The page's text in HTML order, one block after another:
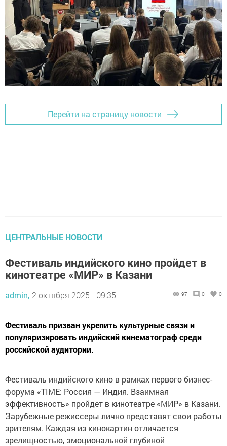
Перейти на страницу новости
ЦЕНТРАЛЬНЫЕ НОВОСТИ
Фестиваль индийского кино пройдет в
кинотеатре «МИР» в Казани
admin, 2 октября 2025 - 09:35 97 0 0
Фестиваль призван укрепить культурные связи и
популяризировать индийский кинематограф среди
российской аудитории.
Фестиваль индийского кино в рамках первого бизнес-
форума «TIME: Россия — Индия. Взаимная
эффективность» пройдет в кинотеатре «МИР» в Казани.
Зарубежные режиссеры лично представят свои работы
зрителям. Каждая из кинокартин отличается
зрелищностью, эмоциональной глубиной